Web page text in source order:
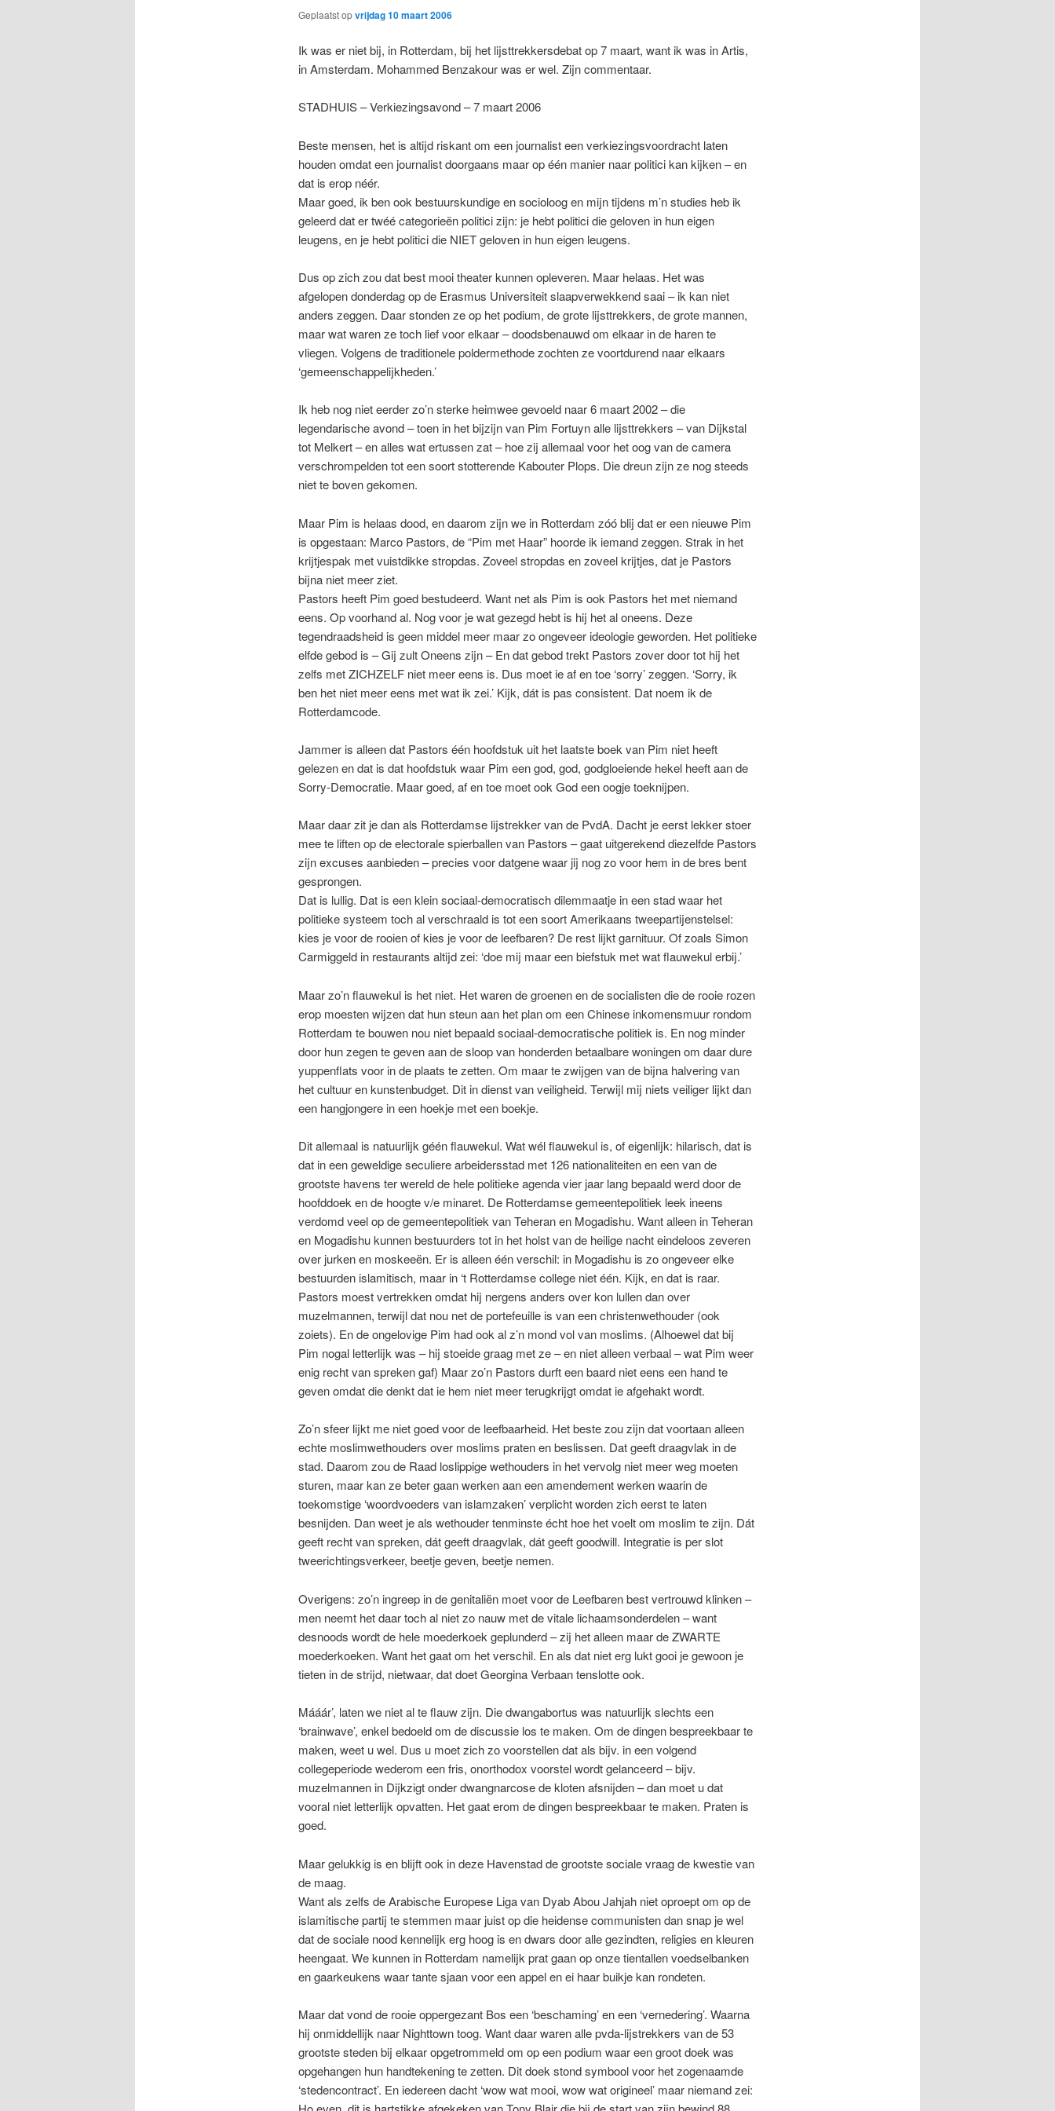
Geplaatst opvrijdag 10 maart 2006
Ik was er niet bij, in Rotterdam, bij het lijsttrekkersdebat op 7 maart, want ik was in Artis,
in Amsterdam. Mohammed Benzakour was er wel. Zijn commentaar.
STADHUIS – Verkiezingsavond – 7 maart 2006
Beste mensen, het is altijd riskant om een journalist een verkiezingsvoordracht laten
houden omdat een journalist doorgaans maar op één manier naar politici kan kijken – en
dat is erop néér.
Maar goed, ik ben ook bestuurskundige en socioloog en mijn tijdens m’n studies heb ik
geleerd dat er twéé categorieën politici zijn: je hebt politici die geloven in hun eigen
leugens, en je hebt politici die NIET geloven in hun eigen leugens.
Dus op zich zou dat best mooi theater kunnen opleveren. Maar helaas. Het was
afgelopen donderdag op de Erasmus Universiteit slaapverwekkend saai – ik kan niet
anders zeggen. Daar stonden ze op het podium, de grote lijsttrekkers, de grote mannen,
maar wat waren ze toch lief voor elkaar – doodsbenauwd om elkaar in de haren te
vliegen. Volgens de traditionele poldermethode zochten ze voortdurend naar elkaars
‘gemeenschappelijkheden.’
Ik heb nog niet eerder zo’n sterke heimwee gevoeld naar 6 maart 2002 – die
legendarische avond – toen in het bijzijn van Pim Fortuyn alle lijsttrekkers – van Dijkstal
tot Melkert – en alles wat ertussen zat – hoe zij allemaal voor het oog van de camera
verschrompelden tot een soort stotterende Kabouter Plops. Die dreun zijn ze nog steeds
niet te boven gekomen.
Maar Pim is helaas dood, en daarom zijn we in Rotterdam zóó blij dat er een nieuwe Pim
is opgestaan: Marco Pastors, de “Pim met Haar” hoorde ik iemand zeggen. Strak in het
krijtjespak met vuistdikke stropdas. Zoveel stropdas en zoveel krijtjes, dat je Pastors
bijna niet meer ziet.
Pastors heeft Pim goed bestudeerd. Want net als Pim is ook Pastors het met niemand
eens. Op voorhand al. Nog voor je wat gezegd hebt is hij het al oneens. Deze
tegendraadsheid is geen middel meer maar zo ongeveer ideologie geworden. Het politieke
elfde gebod is – Gij zult Oneens zijn – En dat gebod trekt Pastors zover door tot hij het
zelfs met ZICHZELF niet meer eens is. Dus moet ie af en toe ‘sorry’ zeggen. ‘Sorry, ik
ben het niet meer eens met wat ik zei.’ Kijk, dát is pas consistent. Dat noem ik de
Rotterdamcode.
Jammer is alleen dat Pastors één hoofdstuk uit het laatste boek van Pim niet heeft
gelezen en dat is dat hoofdstuk waar Pim een god, god, godgloeiende hekel heeft aan de
Sorry-Democratie. Maar goed, af en toe moet ook God een oogje toeknijpen.
Maar daar zit je dan als Rotterdamse lijstrekker van de PvdA. Dacht je eerst lekker stoer
mee te liften op de electorale spierballen van Pastors – gaat uitgerekend diezelfde Pastors
zijn excuses aanbieden – precies voor datgene waar jij nog zo voor hem in de bres bent
gesprongen.
Dat is lullig. Dat is een klein sociaal-democratisch dilemmaatje in een stad waar het
politieke systeem toch al verschraald is tot een soort Amerikaans tweepartijenstelsel:
kies je voor de rooien of kies je voor de leefbaren? De rest lijkt garnituur. Of zoals Simon
Carmiggeld in restaurants altijd zei: ‘doe mij maar een biefstuk met wat flauwekul erbij.’
Maar zo’n flauwekul is het niet. Het waren de groenen en de socialisten die de rooie rozen
erop moesten wijzen dat hun steun aan het plan om een Chinese inkomensmuur rondom
Rotterdam te bouwen nou niet bepaald sociaal-democratische politiek is. En nog minder
door hun zegen te geven aan de sloop van honderden betaalbare woningen om daar dure
yuppenflats voor in de plaats te zetten. Om maar te zwijgen van de bijna halvering van
het cultuur en kunstenbudget. Dit in dienst van veiligheid. Terwijl mij niets veiliger lijkt dan
een hangjongere in een hoekje met een boekje.
Dit allemaal is natuurlijk géén flauwekul. Wat wél flauwekul is, of eigenlijk: hilarisch, dat is
dat in een geweldige seculiere arbeidersstad met 126 nationaliteiten en een van de
grootste havens ter wereld de hele politieke agenda vier jaar lang bepaald werd door de
hoofddoek en de hoogte v/e minaret. De Rotterdamse gemeentepolitiek leek ineens
verdomd veel op de gemeentepolitiek van Teheran en Mogadishu. Want alleen in Teheran
en Mogadishu kunnen bestuurders tot in het holst van de heilige nacht eindeloos zeveren
over jurken en moskeeën. Er is alleen één verschil: in Mogadishu is zo ongeveer elke
bestuurden islamitisch, maar in ‘t Rotterdamse college niet één. Kijk, en dat is raar.
Pastors moest vertrekken omdat hij nergens anders over kon lullen dan over
muzelmannen, terwijl dat nou net de portefeuille is van een christenwethouder (ook
zoiets). En de ongelovige Pim had ook al z’n mond vol van moslims. (Alhoewel dat bij
Pim nogal letterlijk was – hij stoeide graag met ze – en niet alleen verbaal – wat Pim weer
enig recht van spreken gaf) Maar zo’n Pastors durft een baard niet eens een hand te
geven omdat die denkt dat ie hem niet meer terugkrijgt omdat ie afgehakt wordt.
Zo’n sfeer lijkt me niet goed voor de leefbaarheid. Het beste zou zijn dat voortaan alleen
echte moslimwethouders over moslims praten en beslissen. Dat geeft draagvlak in de
stad. Daarom zou de Raad loslippige wethouders in het vervolg niet meer weg moeten
sturen, maar kan ze beter gaan werken aan een amendement werken waarin de
toekomstige ‘woordvoeders van islamzaken’ verplicht worden zich eerst te laten
besnijden. Dan weet je als wethouder tenminste écht hoe het voelt om moslim te zijn. Dát
geeft recht van spreken, dát geeft draagvlak, dát geeft goodwill. Integratie is per slot
tweerichtingsverkeer, beetje geven, beetje nemen.
Overigens: zo’n ingreep in de genitaliën moet voor de Leefbaren best vertrouwd klinken –
men neemt het daar toch al niet zo nauw met de vitale lichaamsonderdelen – want
desnoods wordt de hele moederkoek geplunderd – zij het alleen maar de ZWARTE
moederkoeken. Want het gaat om het verschil. En als dat niet erg lukt gooi je gewoon je
tieten in de strijd, nietwaar, dat doet Georgina Verbaan tenslotte ook.
Mááár’, laten we niet al te flauw zijn. Die dwangabortus was natuurlijk slechts een
‘brainwave’, enkel bedoeld om de discussie los te maken. Om de dingen bespreekbaar te
maken, weet u wel. Dus u moet zich zo voorstellen dat als bijv. in een volgend
collegeperiode wederom een fris, onorthodox voorstel wordt gelanceerd – bijv.
muzelmannen in Dijkzigt onder dwangnarcose de kloten afsnijden – dan moet u dat
vooral niet letterlijk opvatten. Het gaat erom de dingen bespreekbaar te maken. Praten is
goed.
Maar gelukkig is en blijft ook in deze Havenstad de grootste sociale vraag de kwestie van
de maag.
Want als zelfs de Arabische Europese Liga van Dyab Abou Jahjah niet oproept om op de
islamitische partij te stemmen maar juist op die heidense communisten dan snap je wel
dat de sociale nood kennelijk erg hoog is en dwars door alle gezindten, religies en kleuren
heengaat. We kunnen in Rotterdam namelijk prat gaan op onze tientallen voedselbanken
en gaarkeukens waar tante sjaan voor een appel en ei haar buikje kan rondeten.
Maar dat vond de rooie oppergezant Bos een ‘beschaming’ en een ‘vernedering’. Waarna
hij onmiddellijk naar Nighttown toog. Want daar waren alle pvda-lijstrekkers van de 53
grootste steden bij elkaar opgetrommeld om op een podium waar een groot doek was
opgehangen hun handtekening te zetten. Dit doek stond symbool voor het zogenaamde
‘stedencontract’. En iedereen dacht ‘wow wat mooi, wow wat origineel’ maar niemand zei: